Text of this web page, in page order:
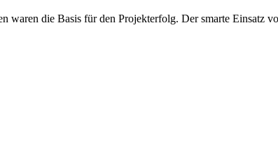
waren die Basis für den Projekterfolg. Der smarte Einsatz